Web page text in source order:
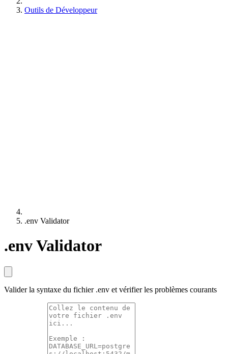
Outils de Développeur
.env Validator
.env Validator
Valider la syntaxe du fichier .env et vérifier les problèmes courants